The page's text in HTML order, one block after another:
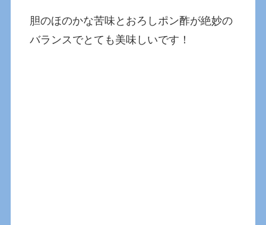
胆のほのかな苦味とおろしポン酢が絶妙の
バランスでとても美味しいです！